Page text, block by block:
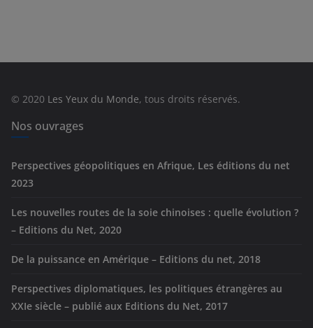
e
s
© 2020 Les Yeux du Monde, tous droits réservés.
Nos ouvrages
Perspectives géopolitiques en Afrique, Les éditions du net
2023
Les nouvelles routes de la soie chinoises : quelle évolution ?
– Editions du Net, 2020
De la puissance en Amérique – Editions du net, 2018
Perspectives diplomatiques, les politiques étrangères au
XXIe siècle – publié aux Editions du Net, 2017